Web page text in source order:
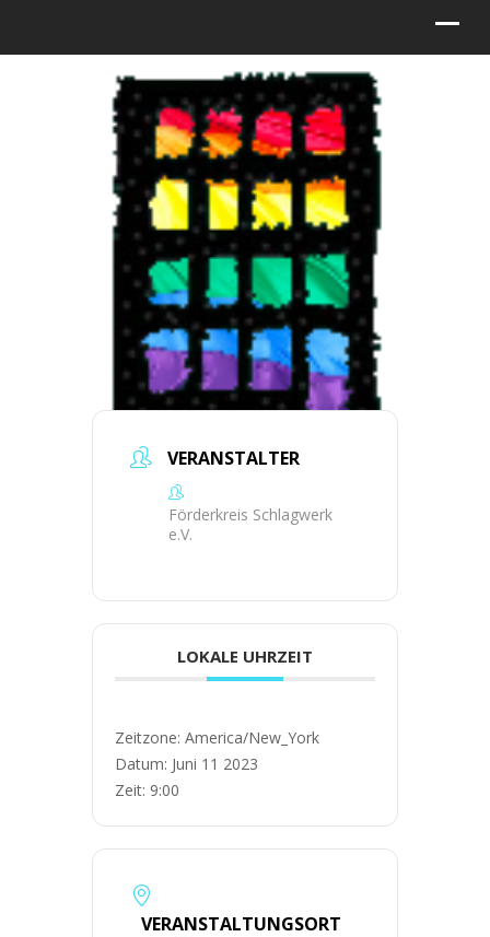
VERANSTALTER
Förderkreis Schlagwerk
e.V.
LOKALE UHRZEIT
Zeitzone: America/New_York
Datum: Juni 11 2023
Zeit: 9:00
VERANSTALTUNGSORT